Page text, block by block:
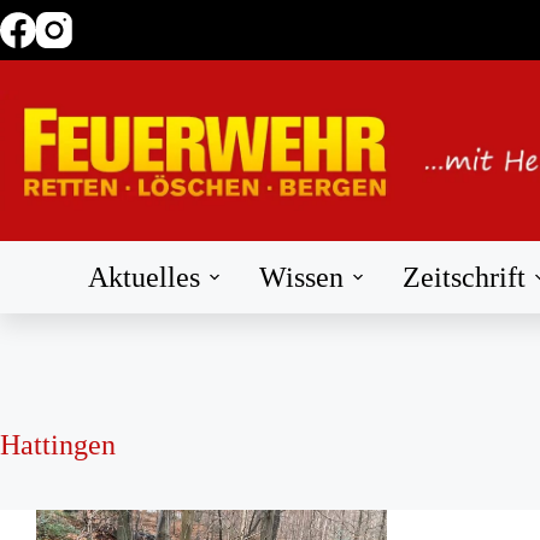
Zum
Inhalt
Aktuelles Wissen Zeitschrift
Hattingen